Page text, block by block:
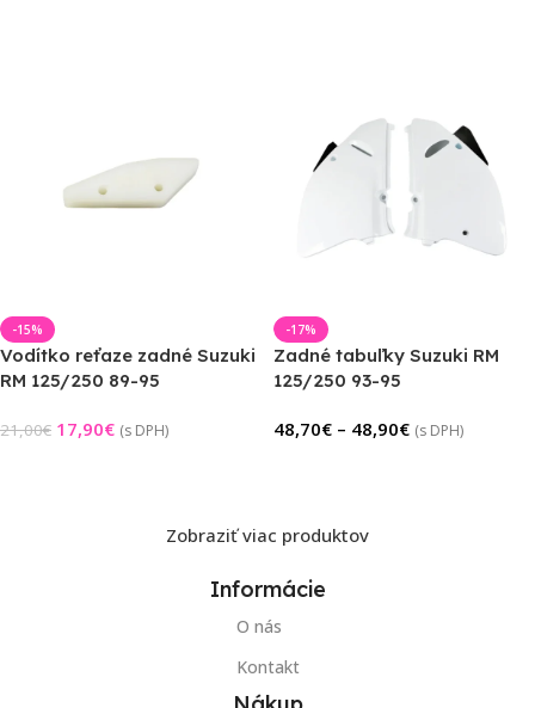
-15%
Vodítko reťaze zadné Suzuki
RM 125/250 89-95
21,00€ 17,90€ (s DPH)
-17%
Zadné tabuľky Suzuki RM
125/250 93-95
48,70€ – 48,90€ (s DPH)
Zobraziť viac produktov
Informácie
O nás
Kontakt